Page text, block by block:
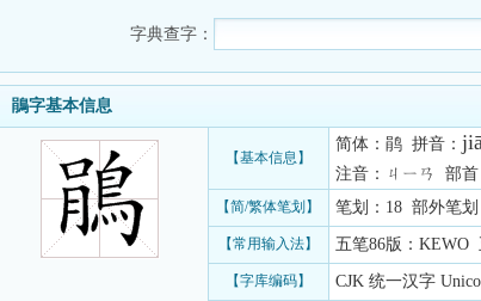
字典查字：
鵑字基本信息
【基本信息】
简体：鹃 拼音：
注音：ㄐㄧㄢ 部首
【简/繁体笔划】 笔划：18 部外笔划
【常用输入法】 五笔86版：KEWO
【字库编码】 CJK 统一汉字